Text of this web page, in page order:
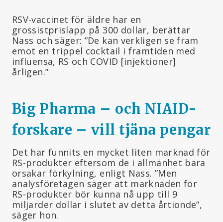
RSV-vaccinet för äldre har en
grossistprislapp på 300 dollar, berättar
Nass och säger: ”De kan verkligen se fram
emot en trippel cocktail i framtiden med
influensa, RS och COVID [injektioner]
årligen.”
Big Pharma – och NIAID-
forskare – vill tjäna pengar
Det har funnits en mycket liten marknad för
RS-produkter eftersom de i allmänhet bara
orsakar förkylning, enligt Nass. ”Men
analysföretagen säger att marknaden för
RS-produkter bör kunna nå upp till 9
miljarder dollar i slutet av detta årtionde”,
säger hon.